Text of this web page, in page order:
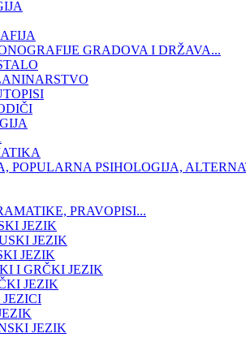
GRADOVA I DRŽAVA...
POPULARNA PSIHOLOGIJA,
PRAVOPISI...
JEZIK
JEZIK
JEZIK
I GRČKI JEZIK
JEZIK
JEZIK